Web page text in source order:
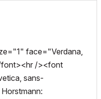
face="Verdana,
font><hr /><font
sans-